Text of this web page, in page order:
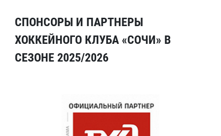
СПОНСОРЫ И ПАРТНЕРЫ
ХОККЕЙНОГО КЛУБА «СОЧИ» В
СЕЗОНЕ 2025/2026